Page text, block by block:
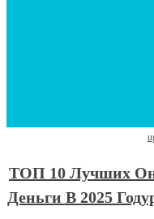
ТОП 10 Лучших
Деньги В 2025